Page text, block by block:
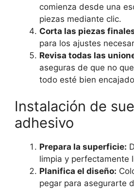
comienza desde una
piezas mediante clic.
Corta las piezas
para los ajustes
Revisa todas las
aseguras de que no
todo esté bien
Instalación de
adhesivo
Prepara la superficie:
limpia y perfectamente
Planifica el diseño:
pegar para asegurarte